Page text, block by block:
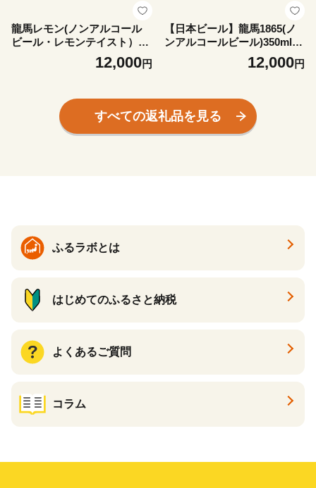
龍馬レモン(ノンアルコール
ビール・レモンテイスト）35
0ml×24缶＋オリジナル缶ク
12,000円
【日本ビール】龍馬1865(ノ
ンアルコールビール)350ml×2
4缶＋オリジナル缶クージー
12,000円
すべての返礼品を見る
ふるラボとは
はじめてのふるさと納税
よくあるご質問
コラム